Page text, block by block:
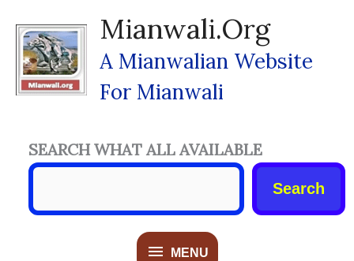
Content
Mianwali.org
A Mianwalian Website
For Mianwali
MENU
MENU
SEARCH WHAT ALL AVAILABLE
Search